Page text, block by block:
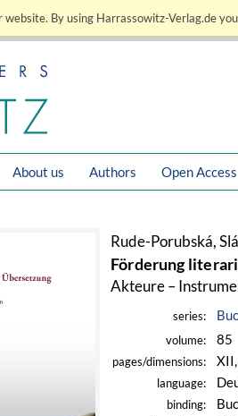
By using Harrassowitz-Verlag.de
About us Authors Open Access
Rude-Porubská,
Förderung
Akteure –
series:
volume: 85
pages/dimensions:
language:
binding: